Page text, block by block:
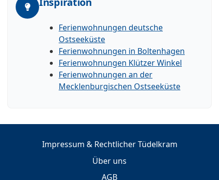
Ferienwohnungen deutsche
Ostseeküste
Ferienwohnungen in Boltenhagen
Ferienwohnungen Klützer Winkel
Ferienwohnungen an der
Mecklenburgischen Ostseeküste
Impressum & Rechtlicher Tüdelkram
Über uns
AGB